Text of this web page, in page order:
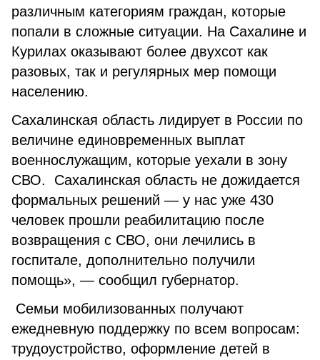
различным категориям граждан, которые
попали в сложные ситуации. На Сахалине и
Курилах оказывают более двухсот как
разовых, так и регулярных мер помощи
населению.
Сахалинская область лидирует в России по
величине единовременных выплат
военнослужащим, которые уехали в зону
СВО. Сахалинская область не дожидается
формальных решений — у нас уже 430
человек прошли реабилитацию после
возвращения с СВО, они лечились в
госпитале, дополнительно получили
помощь», — сообщил губернатор.
Семьи мобилизованных получают
ежедневную поддержку по всем вопросам:
трудоустройство, оформление детей в